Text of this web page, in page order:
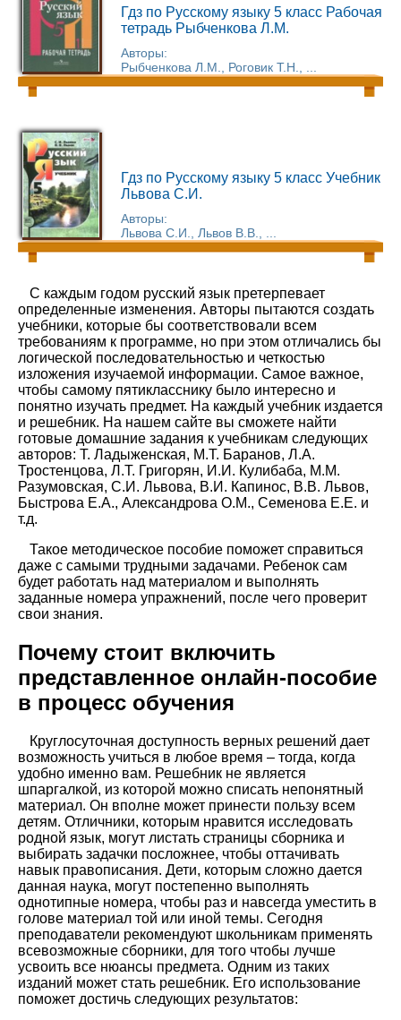
Гдз по Русскому языку 5 класс Рабочая
тетрадь Рыбченкова Л.М.
Авторы:
Рыбченкова Л.М., Роговик Т.Н., ...
Гдз по Русскому языку 5 класс Учебник
Львова С.И.
Авторы:
Львова С.И., Львов В.В., ...
С каждым годом русский язык претерпевает
определенные изменения. Авторы пытаются создать
учебники, которые бы соответствовали всем
требованиям к программе, но при этом отличались бы
логической последовательностью и четкостью
изложения изучаемой информации. Самое важное,
чтобы самому пятикласснику было интересно и
понятно изучать предмет. На каждый учебник издается
и решебник. На нашем сайте вы сможете найти
готовые домашние задания к учебникам следующих
авторов: Т. Ладыженская, М.Т. Баранов, Л.А.
Тростенцова, Л.Т. Григорян, И.И. Кулибаба, М.М.
Разумовская, С.И. Львова, В.И. Капинос, В.В. Львов,
Быстрова Е.А., Александрова О.М., Семенова Е.Е. и
т.д.
Такое методическое пособие поможет справиться
даже с самыми трудными задачами. Ребенок сам
будет работать над материалом и выполнять
заданные номера упражнений, после чего проверит
свои знания.
Почему стоит включить
представленное онлайн-пособие
в процесс обучения
Круглосуточная доступность верных решений дает
возможность учиться в любое время – тогда, когда
удобно именно вам. Решебник не является
шпаргалкой, из которой можно списать непонятный
материал. Он вполне может принести пользу всем
детям. Отличники, которым нравится исследовать
родной язык, могут листать страницы сборника и
выбирать задачки посложнее, чтобы оттачивать
навык правописания. Дети, которым сложно дается
данная наука, могут постепенно выполнять
однотипные номера, чтобы раз и навсегда уместить в
голове материал той или иной темы. Сегодня
преподаватели рекомендуют школьникам применять
всевозможные сборники, для того чтобы лучше
усвоить все нюансы предмета. Одним из таких
изданий может стать решебник. Его использование
поможет достичь следующих результатов: